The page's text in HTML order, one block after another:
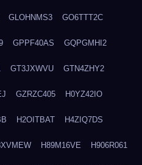
GLOHNMS3 GO6TTT2C
GPPF40AS GQPGMHI2
GT3JXWVU GTN4ZHY2
GZRZC405 H0YZ42IO
H2OITBAT H4ZIQ7DS
H89M16VE H906R061